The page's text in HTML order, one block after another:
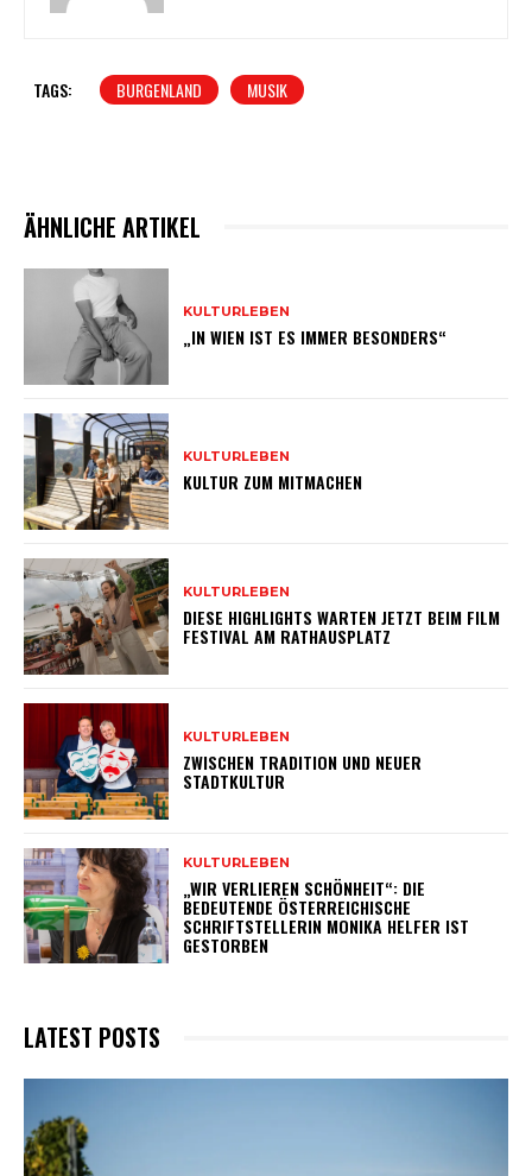
TAGS: BURGENLAND MUSIK
ÄHNLICHE ARTIKEL
KULTURLEBEN
„IN WIEN IST ES IMMER BESONDERS“
KULTURLEBEN
KULTUR ZUM MITMACHEN
KULTURLEBEN
DIESE HIGHLIGHTS WARTEN JETZT BEIM FILM
FESTIVAL AM RATHAUSPLATZ
KULTURLEBEN
ZWISCHEN TRADITION UND NEUER
STADTKULTUR
KULTURLEBEN
„WIR VERLIEREN SCHÖNHEIT“: DIE
BEDEUTENDE ÖSTERREICHISCHE
SCHRIFTSTELLERIN MONIKA HELFER IST
GESTORBEN
LATEST POSTS